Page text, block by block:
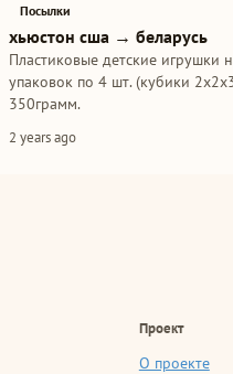
Посылки
хьюстон сша → беларусь
Пластиковые детские игрушки
упаковок по 4 шт. (кубики
350грамм.
2 years ago
Проект
О проекте